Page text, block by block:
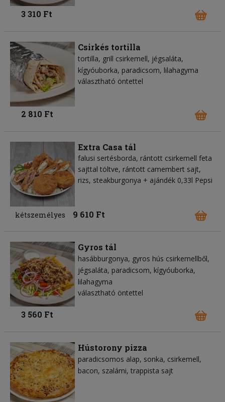
3 310 Ft
Csirkés tortilla
tortilla grill csirkemell jégsaláta
kígyóuborka paradicsom lilahagyma
választható öntettel
2 810 Ft
Extra Casa tál
falusi sertésborda, rántott csirkemell feta
sajttal töltve, rántott camembert sajt,
rizs, steakburgonya + ajándék 0,33l Pepsi
kétszemélyes 9 610 Ft
Gyros tál
hasábburgonya gyros hús csirkemellből
jégsaláta paradicsom kígyóuborka
lilahagyma
választható öntettel
3 560 Ft
Hústorony pizza
paradicsomos alap sonka csirkemell
bacon szalámi trappista sajt